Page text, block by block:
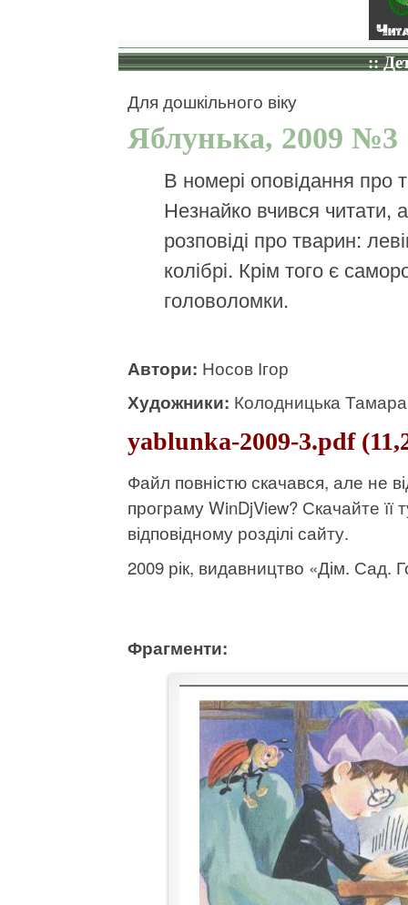
::
Для дошкільного віку
Яблунька, 2009 №3
В номері оповідання про
Незнайко вчився читати,
розповіді про тварин:
колібрі. Крім того є
головоломки.
Автори: Носов Ігор
Художники: Колодницька Тамара
yablunka-2009-3.pdf
Файл повністю скачався, але не
програму WinDjView? Скачайте її
відповідному розділі сайту.
2009 рік, видавництво «Дім. Сад.
Фрагменти: